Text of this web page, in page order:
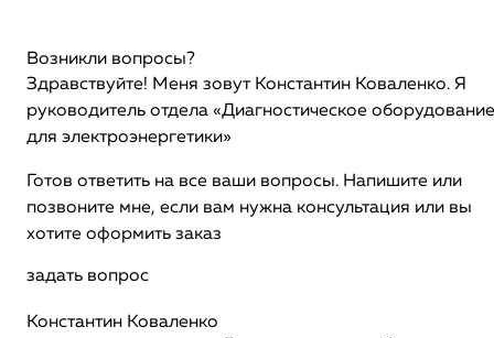
Возникли вопросы?
Здравствуйте! Меня зовут Константин Коваленко. Я
руководитель отдела «Диагностическое оборудование
для электроэнергетики»
Готов ответить на все ваши вопросы. Напишите или
позвоните мне, если вам нужна консультация или вы
хотите оформить заказ
задать вопрос
Константин Коваленко